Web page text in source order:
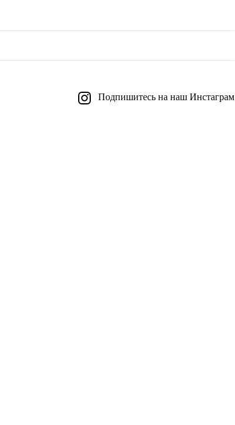
Подпишитесь на наш Инстаграм